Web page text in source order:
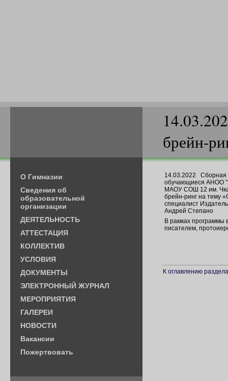
брейн-
О Гимназии
Cведения об
образовательной
организации
ДЕЯТЕЛЬНОСТЬ
АТТЕСТАЦИЯ
КОЛЛЕКТИВ
УСЛОВИЯ
ДОКУМЕНТЫ
ЭЛЕКТРОННЫЙ ЖУРНАЛ
МЕРОПРИЯТИЯ
ГАЛЕРЕИ
НОВОСТИ
Вакансии
Пожертвовать
14.03.2022 Сборная
обучающиеся АНОО
МАОУ СОШ 12 им.
брейн-ринг на тему «
специалист
Андрей Степано
В рамках программы
писателем,
К оглавлению